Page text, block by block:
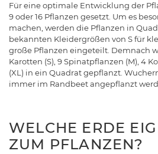
Für eine optimale Entwicklung der
9 oder 16 Pflanzen gesetzt. Um es
machen, werden die Pflanzen in
bekannten Kleidergrößen von S für
große Pflanzen eingeteilt. Demnach
Karotten (S), 9 Spinatpflanzen (M), 4
(XL) in ein Quadrat gepflanzt.
immer im Randbeet angepflanzt
WELCHE ERDE
ZUM PFLANZEN?